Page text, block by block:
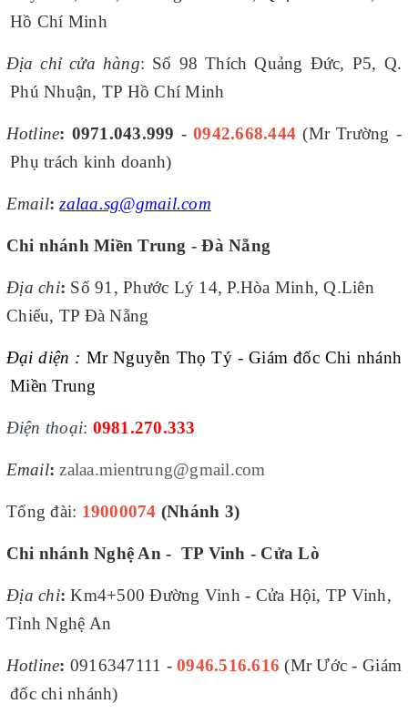
Hồ Chí Minh
Địa chỉ cửa hàng: Số 98 Thích Quảng Đức, P5, Q.
Phú Nhuận, TP Hồ Chí Minh
Hotline: 0971.043.999 -0942.668.444 (Mr Trường -
Phụ trách kinh doanh)
Email:zalaa.sg@gmail.com
Chi nhánh Miền Trung - Đà Nẵng
Địa chỉ: Số 91, Phước Lý 14, P.Hòa Minh, Q.Liên
Chiểu, TP Đà Nẵng
Đại diện : Mr Nguyễn Thọ Tý - Giám đốc Chi nhánh
Miền Trung
Điện thoại: 0981.270.333
Email:zalaa.mientrung@gmail.com
Tổng đài: 19000074 (Nhánh 3)
Chi nhánh Nghệ An - TP Vinh - Cửa Lò
Địa chỉ: Km4+500 Đường Vinh - Cửa Hội, TP Vinh,
Tỉnh Nghệ An
Hotline: 0916347111 -0946.516.616 (Mr Ước - Giám
đốc chi nhánh)